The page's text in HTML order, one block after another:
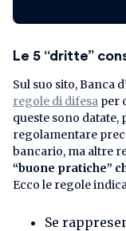
Le 5 “dritte”
Sul suo sito, Banca
regole di difesa per
queste sono
regolamentare
bancario, ma altre
“buone pratiche”
Ecco le regole
Se